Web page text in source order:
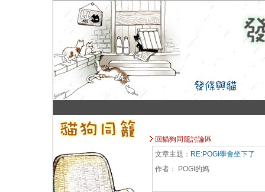
回貓狗同籠討論區
文章主題： RE:POGI學會坐下了
作者：
POGI的媽